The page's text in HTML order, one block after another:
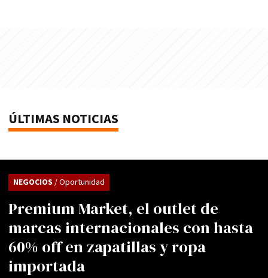
ÚLTIMAS NOTICIAS
Premium Market, el outlet de
marcas internacionales con hasta
60% off en zapatillas y ropa
importada
NEGOCIOS / Oportunidad